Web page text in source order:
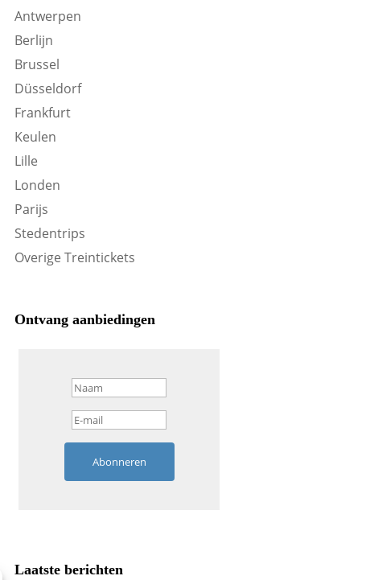
Antwerpen
Berlijn
Brussel
Düsseldorf
Frankfurt
Keulen
Lille
Londen
Parijs
Stedentrips
Overige Treintickets
Ontvang aanbiedingen
Abonneren
Laatste berichten